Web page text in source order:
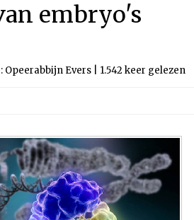
embryo's
Opeerabbijn Evers | 1.542 keer gelezen